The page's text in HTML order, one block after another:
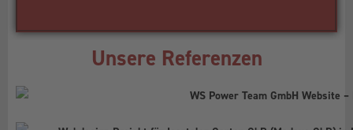
Unsere Referenzen